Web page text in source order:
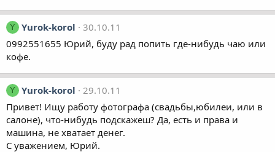
Y Yurok-korol
30.10.11
0992551655 Юрий, буду рад попить где-нибудь чаю или
кофе.
Y Yurok-korol
29.10.11
Привет! Ищу работу фотографа (свадьбы,юбилеи, или в
салоне), что-нибудь подскажеш? Да, есть и права и
машина, не хватает денег.
С уважением, Юрий.